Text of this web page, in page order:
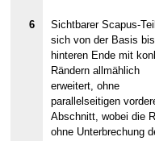
6
Sichtbarer Scapus-
sich von der Basis
hinteren Ende mit
Rändern allmählich
erweitert, ohne
parallelseitigen
Abschnitt, wobei die
ohne Unterbrechung